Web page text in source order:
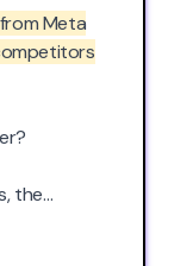
how is that
data for
Meta
the
but not
started.